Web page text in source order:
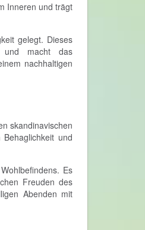
Inneren und trägt
gelegt. Dieses
und macht das
nachhaltigen
skandinavischen
und
Es
Freuden des
Abenden mit